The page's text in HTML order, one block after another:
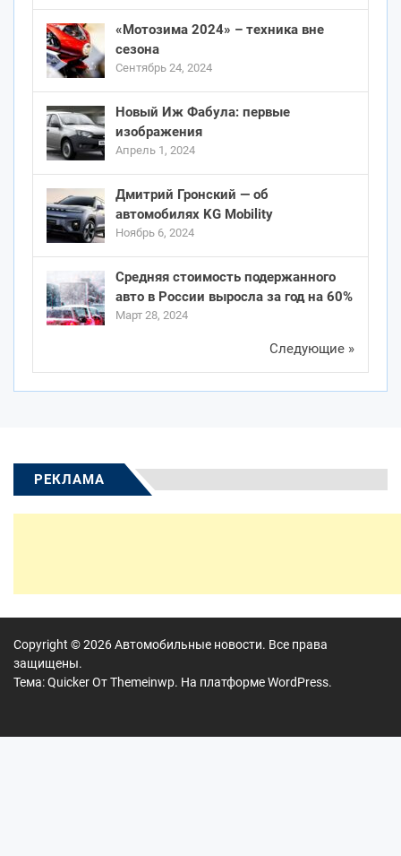
«Мотозима 2024» – техника вне
сезона
Сентябрь 24, 2024
Новый Иж Фабула: первые
изображения
Апрель 1, 2024
Дмитрий Гронский — об
автомобилях KG Mobility
Ноябрь 6, 2024
Средняя стоимость подержанного
авто в России выросла за год на 60%
Март 28, 2024
Следующие »
РЕКЛАМА
Copyright © 2026Автомобильные новости. Все права
защищены.
Тема: Quicker ОтThemeinwp. На платформеWordPress.